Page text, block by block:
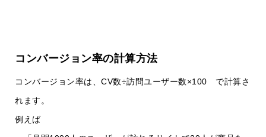
コンバージョン率の計算方法
コンバージョン率は、CV数÷訪問ユーザー数×100 で計算さ
れます。
例えば